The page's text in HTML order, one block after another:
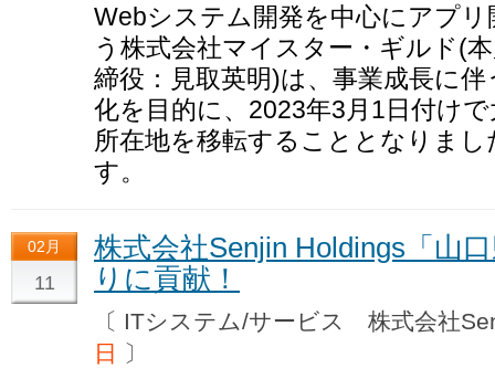
Webシステム開発を中心にアプ
う株式会社マイスター・ギルド(
締役：見取英明)は、事業成長に
化を⽬的に、2023年3月1日付け
所在地を移転することとなりま
す。
02月
11
株式会社Senjin Holdings「山
りに貢献！
〔 ITシステム/サービス 株式会社
日
〕